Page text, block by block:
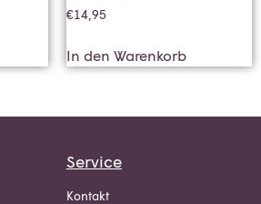
€14,95
In den Warenkorb
Service
Kontakt